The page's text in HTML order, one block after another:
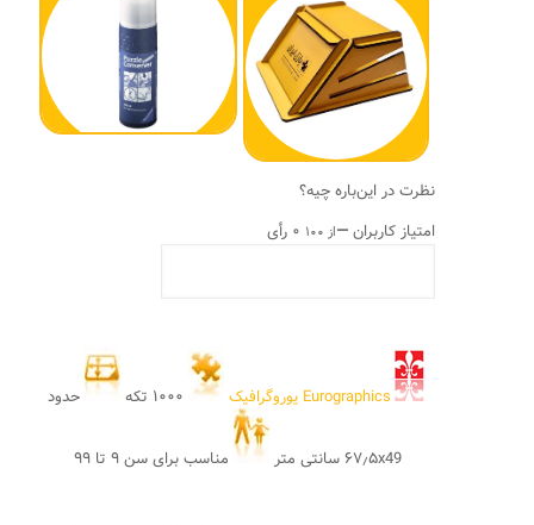
نظرت در این‌باره چیه؟
امتیاز کاربران—از ۱۰۰ ۰ رأی
Eurographics یوروگرافیک حدود
۶۷٫۵x49 سانتی متر مناسب برای سن ۹ تا ۹۹